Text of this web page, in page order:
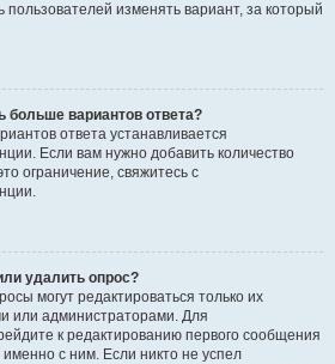
изменять вариант, за который
больше вариантов ответа?
ответа устанавливается
Если вам нужно добавить количество
ограничение, свяжитесь с
удалить опрос?
могут редактироваться только их
или администраторами. Для
к редактированию первого сообщения
именно с ним. Если никто не успел